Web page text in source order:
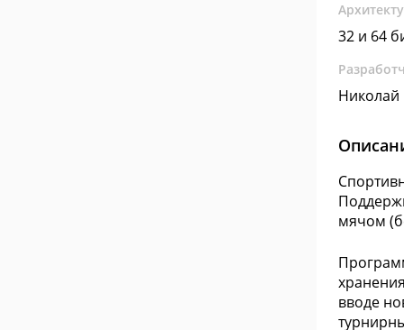
32 и 64
Николай
мячом
вводе